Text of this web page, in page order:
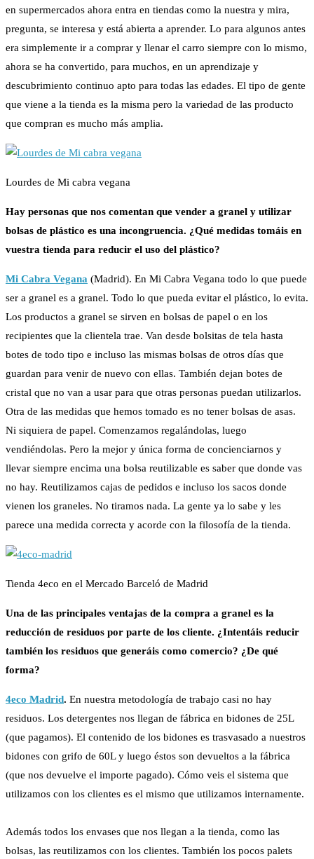
en supermercados ahora entra en tiendas como la nuestra y mira,
pregunta, se interesa y está abierta a aprender. Lo para algunos antes
era simplemente ir a comprar y llenar el carro siempre con lo mismo,
ahora se ha convertido, para muchos, en un aprendizaje y
descubrimiento continuo apto para todas las edades. El tipo de gente
que viene a la tienda es la misma pero la variedad de las producto
que compran es mucho más amplia.
Lourdes de Mi cabra vegana
Hay personas que nos comentan que vender a granel y utilizar
bolsas de plástico es una incongruencia. ¿Qué medidas tomáis en
vuestra tienda para reducir el uso del plástico?
Mi Cabra Vegana (Madrid). En Mi Cabra Vegana todo lo que puede
ser a granel es a granel. Todo lo que pueda evitar el plástico, lo evita.
Los productos a granel se sirven en bolsas de papel o en los
recipientes que la clientela trae. Van desde bolsitas de tela hasta
botes de todo tipo e incluso las mismas bolsas de otros días que
guardan para venir de nuevo con ellas. También dejan botes de
cristal que no van a usar para que otras personas puedan utilizarlos.
Otra de las medidas que hemos tomado es no tener bolsas de asas.
Ni siquiera de papel. Comenzamos regalándolas, luego
vendiéndolas. Pero la mejor y única forma de concienciarnos y
llevar siempre encima una bolsa reutilizable es saber que donde vas
no hay. Reutilizamos cajas de pedidos e incluso los sacos donde
vienen los graneles. No tiramos nada. La gente ya lo sabe y les
parece una medida correcta y acorde con la filosofía de la tienda.
Tienda 4eco en el Mercado Barceló de Madrid
Una de las principales ventajas de la compra a granel es la
reducción de residuos por parte de los cliente. ¿Intentáis reducir
también los residuos que generáis como comercio? ¿De qué
forma?
4eco Madrid. En nuestra metodología de trabajo casi no hay
residuos. Los detergentes nos llegan de fábrica en bidones de 25L
(que pagamos). El contenido de los bidones es trasvasado a nuestros
bidones con grifo de 60L y luego éstos son devueltos a la fábrica
(que nos devuelve el importe pagado). Cómo veis el sistema que
utilizamos con los clientes es el mismo que utilizamos internamente.
Además todos los envases que nos llegan a la tienda, como las
bolsas, las reutilizamos con los clientes. También los pocos palets